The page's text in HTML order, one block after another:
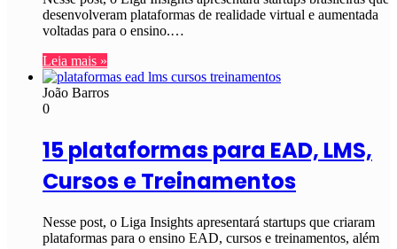
desenvolveram plataformas de realidade virtual e aumentada
voltadas para o ensino.…
Leia mais »
João Barros
0
15 plataformas para EAD, LMS,
Cursos e Treinamentos
Nesse post, o Liga Insights apresentará startups que criaram
plataformas para o ensino EAD, cursos e treinamentos, além